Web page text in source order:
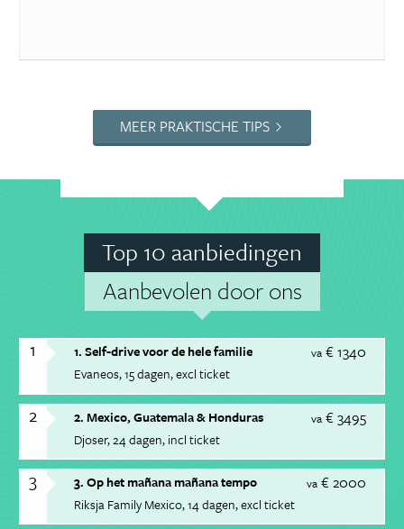
MEER PRAKTISCHE TIPS
Top 10 aanbiedingen
Aanbevolen door ons
1 va € 1340
1. Self-drive voor de hele familie
Evaneos 15 dagen excl ticket
2 va € 3495
2. Mexico, Guatemala & Honduras
Djoser 24 dagen incl ticket
3 va € 2000
3. Op het mañana mañana tempo
Riksja Family Mexico 14 dagen excl ticket